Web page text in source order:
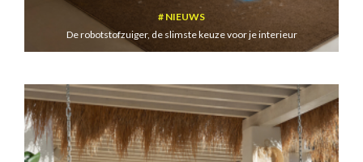
NIEUWS
De robotstofzuiger, de slimste keuze voor je interieur